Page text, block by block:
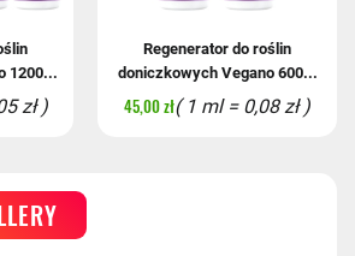
1200...
zł )
Regenerator do roślin
doniczkowych Vegano 600...
45,00 zł( 1 ml = 0,08 zł )